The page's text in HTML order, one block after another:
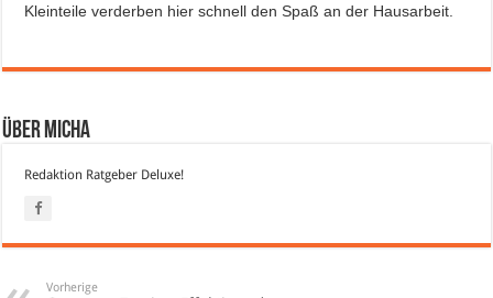
Kleinteile verderben hier schnell den Spaß an der Hausarbeit.
Über Micha
Redaktion Ratgeber Deluxe!
Vorherige